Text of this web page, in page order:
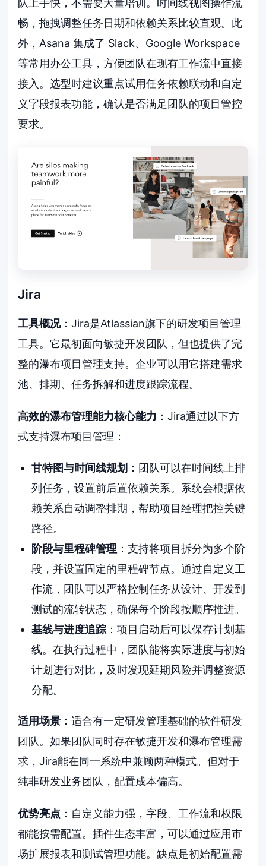
队上手快，不需要大量培训。时间线视图操作流
畅，拖拽调整任务日期和依赖关系比较直观。此
外，Asana 集成了 Slack、Google Workspace
等常用办公工具，方便团队在现有工作流中直接
接入。选型时建议重点试用任务依赖联动和自定
义字段报表功能，确认是否满足团队的项目管控
要求。
Jira
工具概况：Jira是Atlassian旗下的研发项目管理
工具。它最初面向敏捷开发团队，但也提供了完
整的瀑布项目管理支持。企业可以用它搭建需求
池、排期、任务拆解和进度跟踪流程。
高效的瀑布管理能力核心能力 ：Jira通过以下方
式支持瀑布项目管理：
甘特图与时间线规划 ：团队可以在时间线上排
列任务，设置前后置依赖关系。系统会根据依
赖关系自动调整排期，帮助项目经理把控关键
路径。
阶段与里程碑管理 ：支持将项目拆分为多个阶
段，并设置固定的里程碑节点。通过自定义工
作流，团队可以严格控制任务从设计、开发到
测试的流转状态，确保每个阶段按顺序推进。
基线与进度追踪：项目启动后可以保存计划基
线。在执行过程中，团队能将实际进度与初始
计划进行对比，及时发现延期风险并调整资源
分配。
适用场景 ：适合有一定研发管理基础的软件研发
团队。如果团队同时存在敏捷开发和瀑布管理需
求，Jira能在同一系统中兼顾两种模式。但对于
纯非研发业务团队，配置成本偏高。
优势亮点 ：自定义能力强，字段、工作流和权限
都能按需配置。插件生态丰富，可以通过应用市
场扩展报表和测试管理功能。缺点是初始配置需